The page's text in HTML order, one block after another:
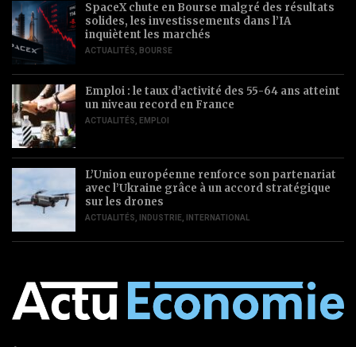
SpaceX chute en Bourse malgré des résultats
solides, les investissements dans l’IA
inquiètent les marchés
ACTUALITÉS BOURSE
Emploi : le taux d’activité des 55-64 ans atteint
un niveau record en France
ACTUALITÉS EMPLOI
L’Union européenne renforce son partenariat
avec l’Ukraine grâce à un accord stratégique
sur les drones
ACTUALITÉS INDUSTRIE INTERNATIONAL